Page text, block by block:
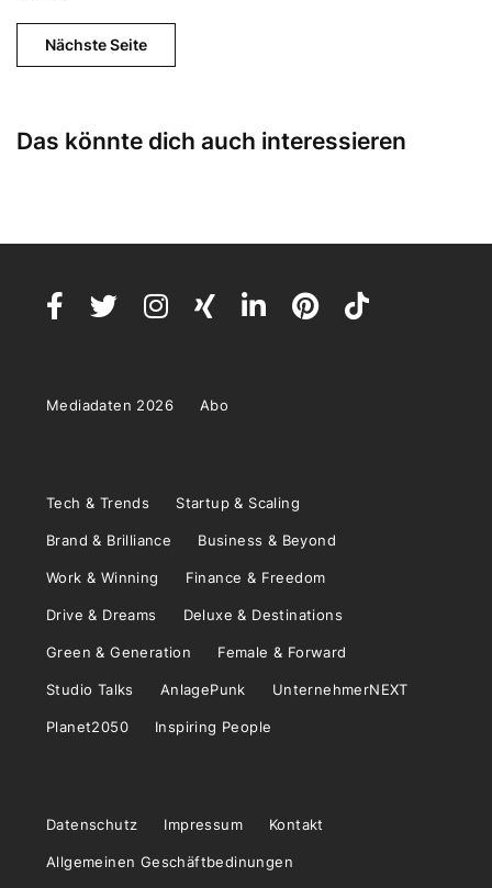
Nächste Seite
Das könnte dich auch interessieren
Mediadaten 2026 Abo
Tech & Trends Startup & Scaling
Brand & Brilliance Business & Beyond
Work & Winning Finance & Freedom
Drive & Dreams Deluxe & Destinations
Green & Generation Female & Forward
Studio Talks AnlagePunk UnternehmerNEXT
Planet2050 Inspiring People
Datenschutz Impressum Kontakt
Allgemeinen Geschäftbedinungen